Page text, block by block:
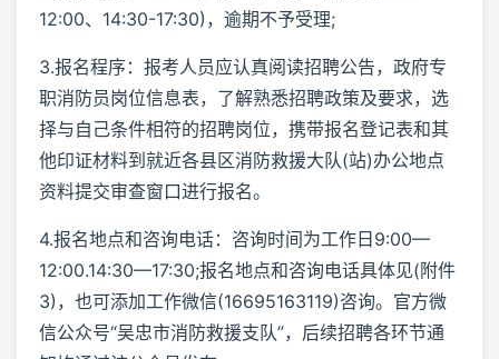
12:00、14:30-17:30)，逾期不予受理;
3.报名程序：报考人员应认真阅读招聘公告，政府专
职消防员岗位信息表，了解熟悉招聘政策及要求，选
择与自己条件相符的招聘岗位，携带报名登记表和其
他印证材料到就近各县区消防救援大队(站)办公地点
资料提交审查窗口进行报名。
4.报名地点和咨询电话：咨询时间为工作日9:00—
12:00.14:30—17:30;报名地点和咨询电话具体见(附件
3)，也可添加工作微信(16695163119)咨询。官方微
信公众号“吴忠市消防救援支队”，后续招聘各环节通